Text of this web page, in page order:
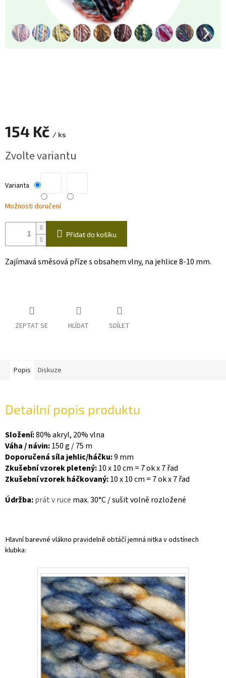
poukaz
systém
Měna
(CZK)
Přihlášení
154 Kč / ks
cena:
Zvolte variantu
Varianta
Možnosti doručení
Přidat do košíku
Zajímavá směsová příze s obsahem vlny, na jehlice 8-10 mm.
ZEPTAT SE HLÍDAT SDÍLET
Popis Diskuze
Detailní popis produktu
Složení:80% akryl, 20% vlna
Váha / návin:150 g / 75 m
Doporučená síla jehlic/háčku:9 mm
Zkušební vzorek pletený:10 x 10 cm = 7 ok x 7 řad
Zkušební vzorek háčkovaný:10 x 10 cm = 7 ok x 7 řad
Údržba:prát v ruce max. 30°C / sušit volně rozložené
Hlavní barevné vlákno pravidelně obtáčí jemná nitka v odstínech
klubka: